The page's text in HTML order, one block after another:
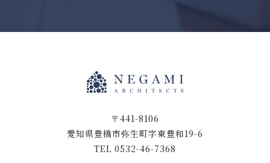
〒441-8106
愛知県豊橋市弥生町字東豊和19-6
TEL 0532-46-7368